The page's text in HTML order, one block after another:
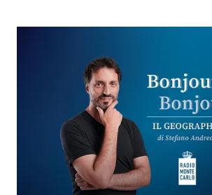
CONCORSI
EVENTI